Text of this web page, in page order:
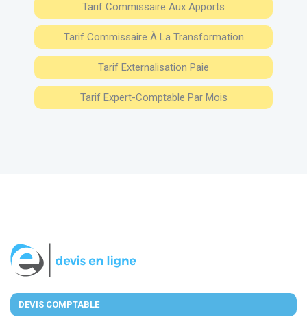
Tarif Commissaire Aux Apports
Tarif Commissaire À La Transformation
Tarif Externalisation Paie
Tarif Expert-Comptable Par Mois
DEVIS COMPTABLE